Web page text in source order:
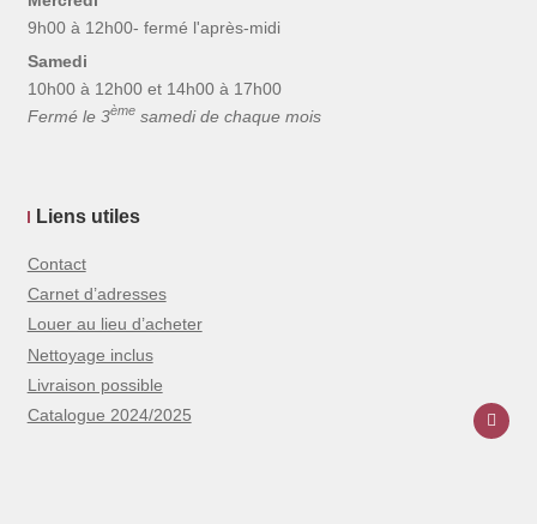
9h00 à 12h00- fermé l'après-midi
Samedi
10h00 à 12h00 et 14h00 à 17h00
Fermé le 3èmesamedi de chaque mois
Liens utiles
Contact
Carnet d’adresses
Louer au lieu d’acheter
Nettoyage inclus
Livraison possible
Catalogue 2024/2025